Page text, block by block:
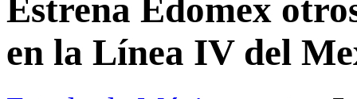
Estrena Edomex
en la Línea IV del